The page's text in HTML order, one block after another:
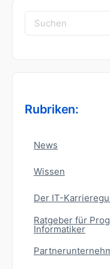
Suchen
nach:
Rubriken:
News
Wissen
Der IT-
Ratgeber für
Informatiker